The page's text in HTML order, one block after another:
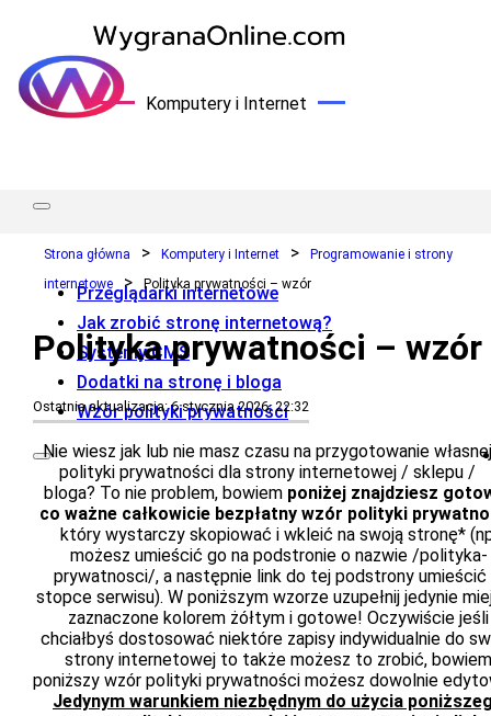
Komputery i Internet
Przeglądarki internetowe
Jak zrobić stronę internetową?
Systemy CMS
Dodatki na stronę i bloga
Wzór polityki prywatności
Strona główna Komputery i Internet
Programowanie i strony
internetowe
Polityka prywatności – wzór
Polityka prywatności – wzór
Ostatnia aktualizacja: 6 stycznia 2026, 22:32
Nie wiesz jak lub nie masz czasu na przygotowanie własnej
polityki prywatności dla strony internetowej / sklepu /
bloga? To nie problem, bowiem poniżej znajdziesz
co ważne całkowicie bezpłatny wzór polityki
który wystarczy skopiować i wkleić na swoją stronę*
możesz umieścić go na podstronie o nazwie /polityka-
prywatnosci/, a następnie link do tej podstrony umieścić
stopce serwisu). W poniższym wzorze uzupełnij jedynie
zaznaczone kolorem żółtym i gotowe! Oczywiście jeśli
chciałbyś dostosować niektóre zapisy indywidualnie do
strony internetowej to także możesz to zrobić, bowiem
poniższy wzór polityki prywatności możesz dowolnie
Jedynym warunkiem niezbędnym do użycia